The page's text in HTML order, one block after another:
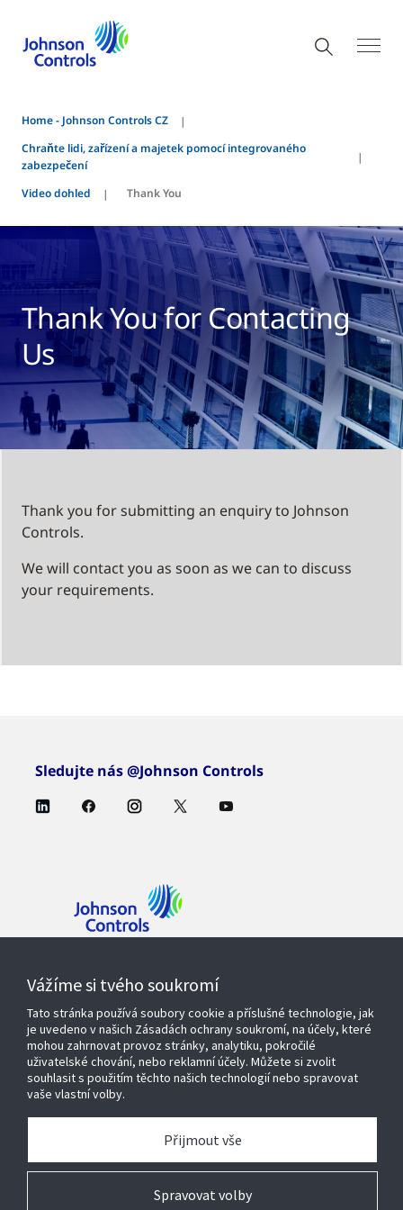
Home - Johnson Controls CZ
Chraňte lidi, zařízení a majetek pomocí integrovaného
zabezpečení
Video dohled
Thank You
Thank You for Contacting
Us
Thank you for submitting an enquiry to Johnson
Controls.
We will contact you as soon as we can to discuss
your requirements.
Sledujte nás @Johnson Controls
Produkty a řešení
Servisní služby
O nás
Vážíme si tvého soukromí
Tato stránka používá soubory cookie a příslušné technologie, jak
je uvedeno v našich Zásadách ochrany soukromí, na účely, které
mohou zahrnovat provoz stránky, analytiku, pokročilé
uživatelské chování, nebo reklamní účely. Můžete si zvolit
souhlasit s použitím těchto našich technologií nebo spravovat
vaše vlastní volby.
Spravovat volby
Přijmout vše